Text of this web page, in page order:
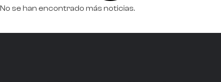
No se han encontrado más noticias.